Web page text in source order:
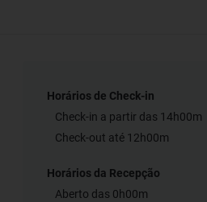
Horários de Check-in
Check-in a partir das 14h00m
Check-out até 12h00m
Horários da Recepção
Aberto das 0h00m